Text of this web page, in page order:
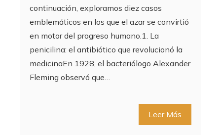
continuación, exploramos diez casos
emblemáticos en los que el azar se convirtió
en motor del progreso humano.1. La
penicilina: el antibiótico que revolucionó la
medicinaEn 1928, el bacteriólogo Alexander
Fleming observó que…
Leer Más